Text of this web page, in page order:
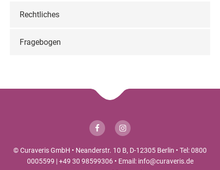
Rechtliches
Fragebogen
© Curaveris GmbH • Neanderstr. 10 B, D-12305 Berlin • Tel:0800
0005599 |+49 30 98599306• Email: info@curaveris.de